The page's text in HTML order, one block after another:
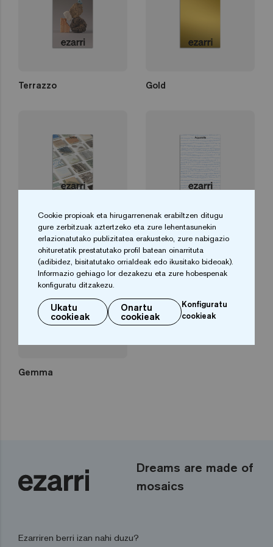
Terrazzo Gold
50mm Mosaics Aquarelle
Gemma
Dreams are made of
mosaics
Ezarriren berri izan nahi duzu?
Cookie propioak eta hirugarrenenak erabiltzen ditugu
gure zerbitzuak aztertzeko eta zure lehentasunekin
erlazionatutako publizitatea erakusteko, zure nabigazio
ohituretatik prestatutako profil batean oinarrituta
(adibidez, bisitatutako orrialdeak edo ikusitako bideoak).
Informazio gehiago lor dezakezu eta zure hobespenak
konfiguratu ditzakezu.
Ukatu
cookieak
Onartu
cookieak
Konfiguratu
cookieak